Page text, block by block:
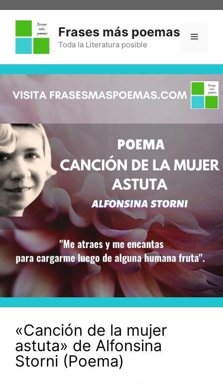
Frases más poemas
Toda la Literatura posible
«Canción de la mujer
astuta» de Alfonsina
Storni (Poema)